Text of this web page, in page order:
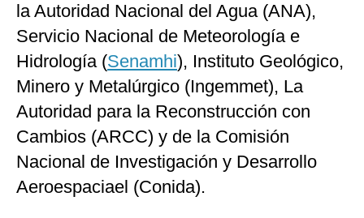
la Autoridad Nacional del Agua (ANA),
Servicio Nacional de Meteorología e
Hidrología (Senamhi), Instituto Geológico,
Minero y Metalúrgico (Ingemmet), La
Autoridad para la Reconstrucción con
Cambios (ARCC) y de la Comisión
Nacional de Investigación y Desarrollo
Aeroespaciael (Conida).